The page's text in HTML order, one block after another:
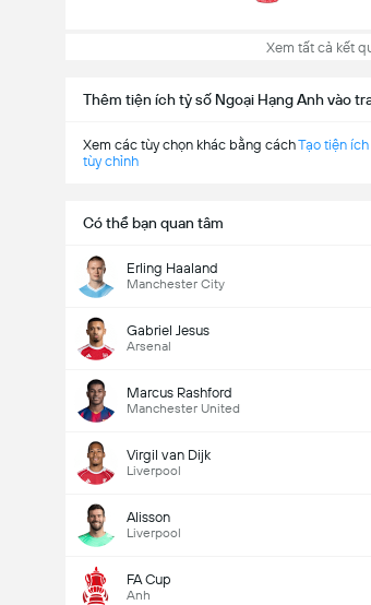
Xem tất cả kết
Thêm tiện ích tỷ số Ngoại Hạng Anh vào
Xem các tùy chọn khác bằng cáchTạo tiện ích
tùy chỉnh
Có thể bạn quan tâm
Erling Haaland
Manchester City
Gabriel Jesus
Arsenal
Marcus Rashford
Manchester United
Virgil van Dijk
Liverpool
Alisson
Liverpool
FA Cup
Anh